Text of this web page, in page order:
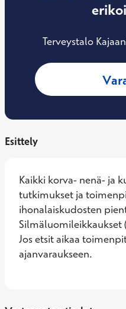
Terveystalo
Esittely
Kaikki korva- nenä- ja
tutkimukset ja
ihonalaiskudosten
Silmäluomileikkaukset
Jos etsit aikaa
ajanvaraukseen.